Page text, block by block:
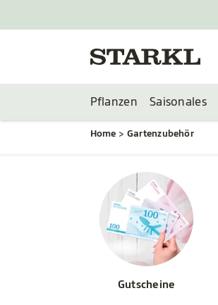
Pflanzen Saisonales
Home Gartenzubehör
Gutscheine